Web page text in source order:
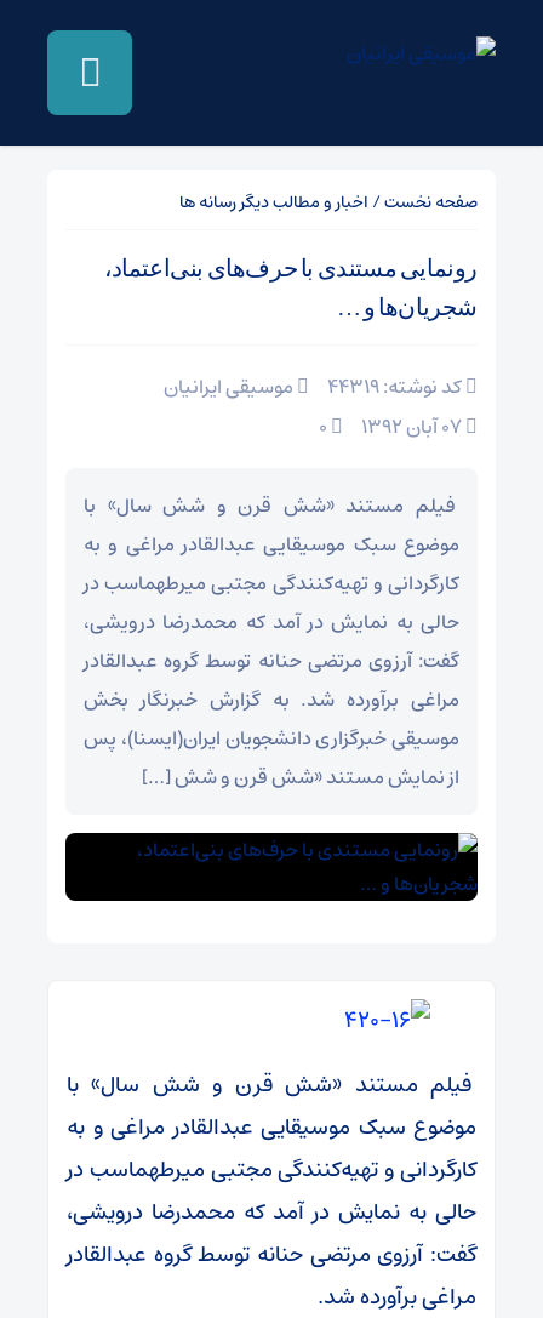
صفحه نخست/ اخبار و مطالب دیگر رسانه ها
رونمایی مستندی با حرف‌های بنی‌اعتماد،
شجریان‌ها و …
کد نوشته: 44319
موسیقی ایرانیان
۰
فیلم مستند «شش قرن و شش سال» با
موضوع سبک موسیقایی عبدالقادر مراغی و به
کارگردانی و تهیه‌کنندگی مجتبی میرطهماسب در
حالی به نمایش در آمد که محمدرضا درویشی،
گفت: آرزوی مرتضی حنانه توسط گروه عبدالقادر
مراغی برآورده شد. به گزارش خبرنگار بخش
موسیقی خبرگزاری دانشجویان ایران(ایسنا)، پس
از نمایش مستند «شش قرن و شش […]
فیلم مستند «شش قرن و شش سال» با
موضوع سبک موسیقایی عبدالقادر مراغی و به
کارگردانی و تهیه‌کنندگی مجتبی میرطهماسب در
حالی به نمایش در آمد که محمدرضا درویشی،
گفت: آرزوی مرتضی حنانه توسط گروه عبدالقادر
مراغی برآورده شد.